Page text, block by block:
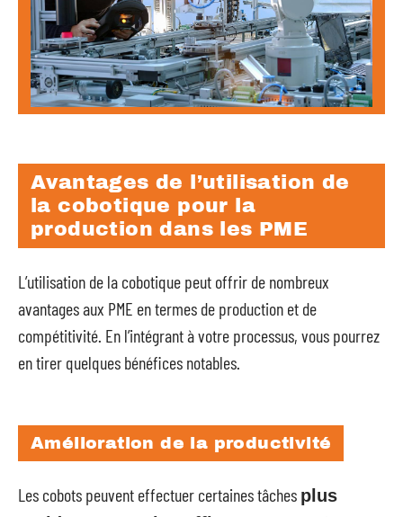
Avantages de l’utilisation de
la cobotique pour la
production dans les PME
L’utilisation de la cobotique peut offrir de nombreux
avantages aux PME en termes de production et de
compétitivité. En l’intégrant à votre processus, vous pourrez
en tirer quelques bénéfices notables.
Amélioration de la productivité
Les cobots peuvent effectuer certaines tâches plus